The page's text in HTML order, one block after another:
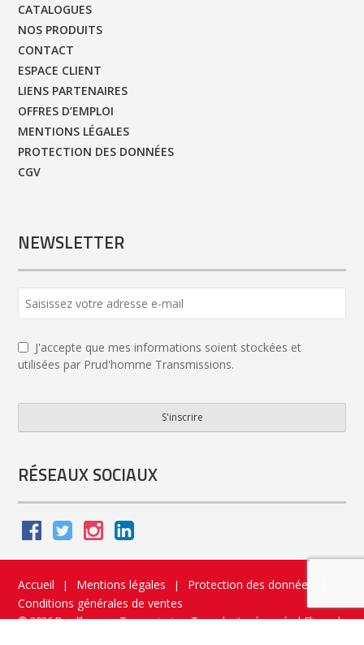
CATALOGUES
NOS PRODUITS
CONTACT
ESPACE CLIENT
LIENS PARTENAIRES
OFFRES D’EMPLOI
MENTIONS LÉGALES
PROTECTION DES DONNÉES
CGV
NEWSLETTER
J'accepte que mes informations soient stockées et
utilisées par Prud'homme Transmissions.
S'inscrire
Website *
RÉSEAUX SOCIAUX
Accueil | Mentions légales | Protection des données
Conditions générales de ventes
© 2026 Prud’homme Transmission. Tous droits réservés|Flippad